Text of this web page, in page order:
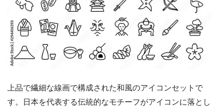
上品で繊細な線画で構成された和風のアイコンセットで
す。日本を代表する伝統的なモチーフがアイコンに落とし